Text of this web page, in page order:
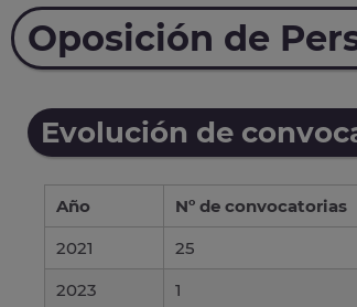
Oposición de
Evolución de
Año Nº de convocatorias
2021
25
2023
1